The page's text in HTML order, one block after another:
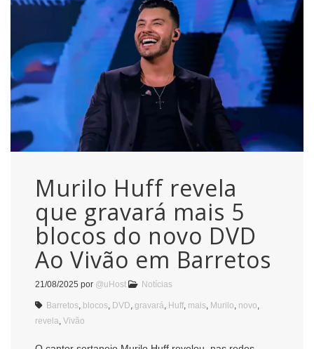
Murilo Huff revela
que gravará mais 5
blocos do novo DVD
Ao Vivão em Barretos
21/08/2025 por @uHost Notícias
Barretos blocos DVD gravará Huff mais Murilo novo
revela Vivão